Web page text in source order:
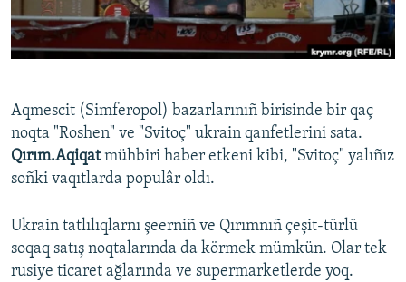
Русский
Українською
QOŞULIÑIZ!
Aqmescit (Simferopol) bazarlarınıñ birisinde bir qaç
noqta "Roshen" ve "Svitoç" ukrain qanfetlerini sata.
Qırım.Aqiqatmühbiri haber etkeni kibi, "Svitoç" yalıñız
soñki vaqıtlarda populâr oldı.
Ukrain tatlılıqlarnı şeerniñ ve Qırımnıñ çeşit-türlü
soqaq satış noqtalarında da körmek mümkün. Olar tek
rusiye ticaret ağlarında ve supermarketlerde yoq.